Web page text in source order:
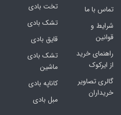
تماس با ما
شرایط و
قوانین
راهنمای خرید
از ایرکوک
گالری تصاویر
خریداران
تخت بادی
تشک بادی
قایق بادی
تشک بادی
ماشین
کاناپه بادی
مبل بادی